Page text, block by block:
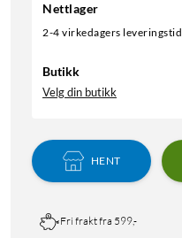
Nettlager
2-4 virkedagers leveringstid
Butikk
Velg din butikk
HENT
Fri frakt fra 599,-